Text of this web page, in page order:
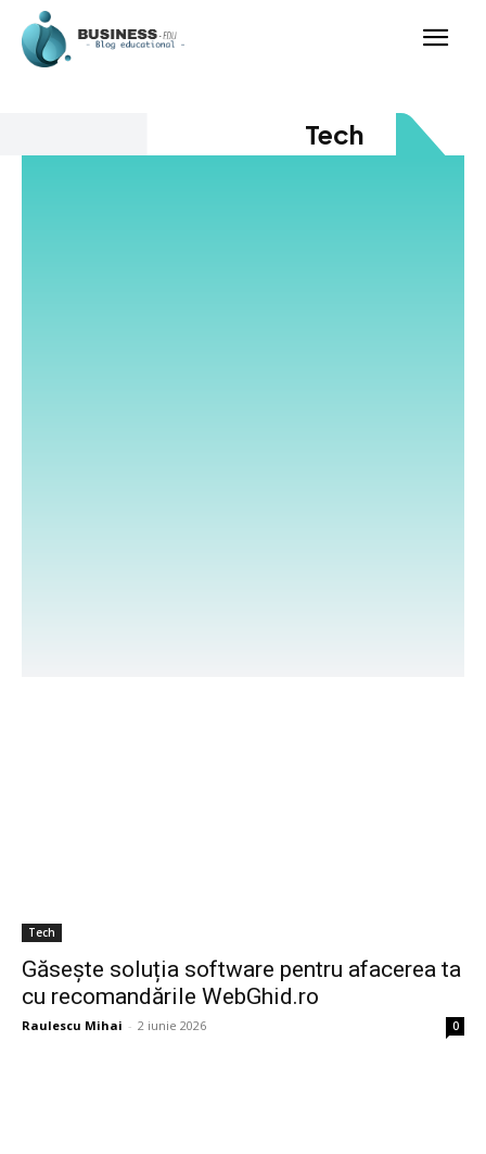
Tech
Tech
Găsește soluția software pentru afacerea ta
cu recomandările WebGhid.ro
Raulescu Mihai - 2 iunie 2026 0